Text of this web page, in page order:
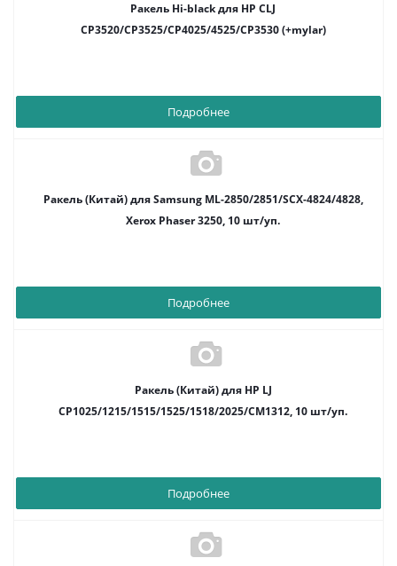
Ракель Hi-black для HP CLJ
CP3520/CP3525/CP4025/4525/CP3530 (+mylar)
Подробнее
Ракель (Китай) для Samsung ML-2850/2851/SCX-4824/4828,
Xerox Phaser 3250, 10 шт/уп.
Подробнее
Ракель (Китай) для HP LJ
CP1025/1215/1515/1525/1518/2025/CM1312, 10 шт/уп.
Подробнее